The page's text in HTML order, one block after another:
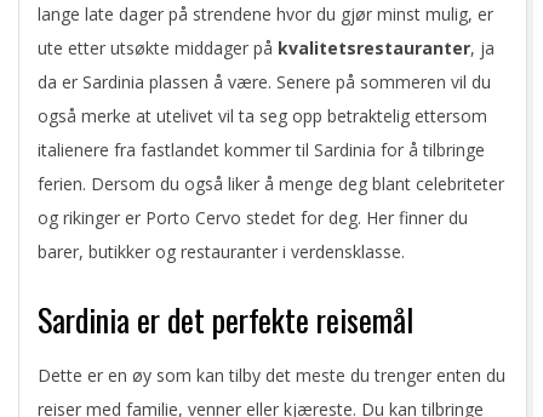
lange late dager på strendene hvor du gjør minst mulig, er
ute etter utsøkte middager på kvalitetsrestauranter, ja
da er Sardinia plassen å være. Senere på sommeren vil du
også merke at utelivet vil ta seg opp betraktelig ettersom
italienere fra fastlandet kommer til Sardinia for å tilbringe
ferien. Dersom du også liker å menge deg blant celebriteter
og rikinger er Porto Cervo stedet for deg. Her finner du
barer, butikker og restauranter i verdensklasse.
Sardinia er det perfekte reisemål
Dette er en øy som kan tilby det meste du trenger enten du
reiser med familie, venner eller kjæreste. Du kan tilbringe